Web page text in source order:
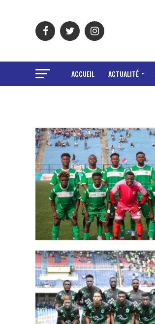
ACCUEIL ACTUALITÉ